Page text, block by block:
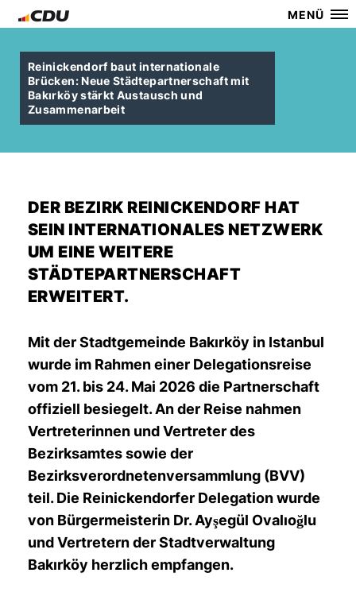
MENÜ
Reinickendorf baut internationale
Brücken: Neue Städtepartnerschaft mit
Bakırköy stärkt Austausch und
Zusammenarbeit
DER BEZIRK REINICKENDORF HAT
SEIN INTERNATIONALES NETZWERK
UM EINE WEITERE
STÄDTEPARTNERSCHAFT
ERWEITERT.
Mit der Stadtgemeinde Bakırköy in Istanbul
wurde im Rahmen einer Delegationsreise
vom 21. bis 24. Mai 2026 die Partnerschaft
offiziell besiegelt. An der Reise nahmen
Vertreterinnen und Vertreter des
Bezirksamtes sowie der
Bezirksverordnetenversammlung (BVV)
teil. Die Reinickendorfer Delegation wurde
von Bürgermeisterin Dr. Ayşegül Ovalıoğlu
und Vertretern der Stadtverwaltung
Bakırköy herzlich empfangen.